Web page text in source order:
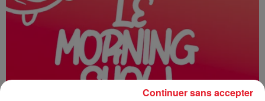
Continuer sans accepter